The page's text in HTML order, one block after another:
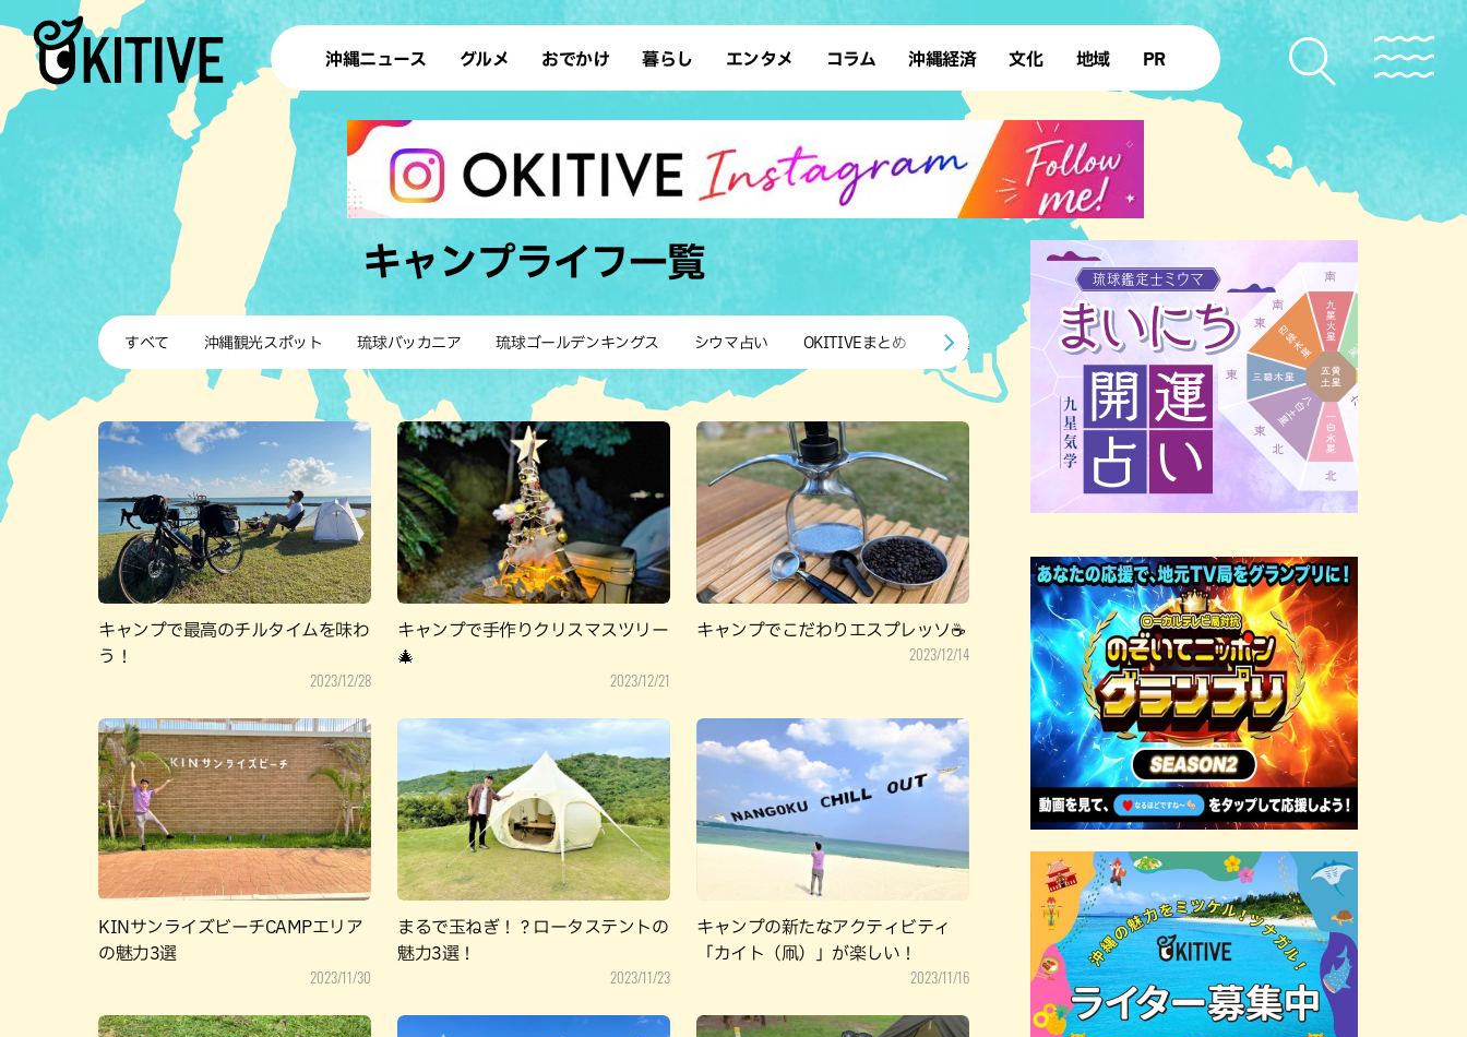
沖縄ニュース グルメ
ラーメン 沖縄そば
テイクアウト カフェ
すし・魚料理 和食・日本料理
沖縄料理 アジア・エスニック
ステーキ・焼肉 焼鳥・串料理
その他の肉料理 居酒屋・バー
ブッフェ・バイキング スイーツ
パン カレー
ハンバーガー タコス・タコライス
おでかけ
デート ドライブ
散歩 ソロ活
歴史
サウナ 公園
暮らし
レシピ SDGs
ファッション ローカルニュース
沖縄移住 沖縄旧暦行事
エンタメ
スポーツ 占い
タレント・芸人 テレビ
コラム 沖縄経済 文化
復帰50年
地域
本島北部
本島南部 先島諸島
北部離島
PR
キャンプライフ一覧
すべて 沖縄観光スポット 琉球バッカニア 琉球ゴールデンキングス シウマ占い OKITIVEまとめ 沖縄のビーチ 沖縄キャンプ場 アナウンサーズ 復帰を知る
キャンプで最高のチルタイムを味わ
う！
2023/12/28
キャンプで手作りクリスマスツリー
🎄
2023/12/21
キャンプでこだわりエスプレッソ☕
2023/12/14
KINサンライズビーチCAMPエリア
の魅力3選
2023/11/30
まるで玉ねぎ！？ロータステントの
魅力3選！
2023/11/23
キャンプの新たなアクティビティ
「カイト（凧）」が楽しい！
2023/11/16